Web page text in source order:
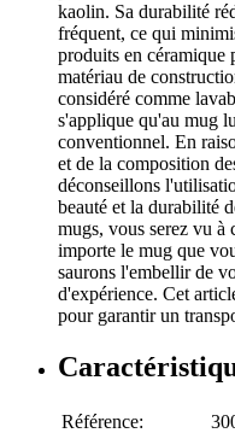
kaolin. Sa durabilité
fréquent, ce qui
produits en céramique
matériau de
considéré comme
s'applique qu'au mug
conventionnel. En
et de la composition
déconseillons
beauté et la durabilité
mugs, vous serez vu à
importe le mug que
saurons l'embellir de
d'expérience. Cet
pour garantir un
Référence: